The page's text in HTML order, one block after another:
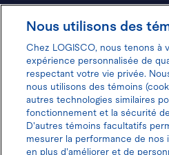
Hôtels
Donnez votre avis
Nous utilisons des
Chez LOGISCO, nous tenons à
expérience personnalisée de
respectant votre vie privée.
nous utilisons des témoins
autres technologies similaires
fonctionnement et la sécurité
D'autres témoins facultatifs
mesurer la performance de nos
en plus d'améliorer et de